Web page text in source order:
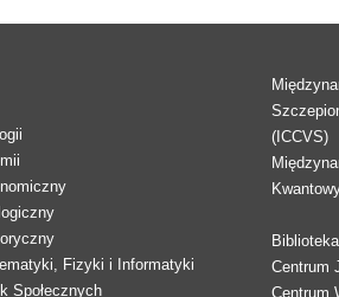
Fizyki i Informatyki
Społecznych
(ICCVS)
Centrum
Centrum